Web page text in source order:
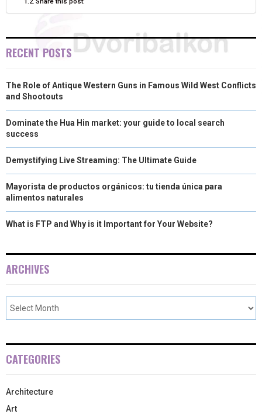
)
RECENT POSTS
The Role of Antique Western Guns in Famous Wild West Conflicts
and Shootouts
Dominate the Hua Hin market: your guide to local search
success
Demystifying Live Streaming: The Ultimate Guide
Mayorista de productos orgánicos: tu tienda única para
alimentos naturales
What is FTP and Why is it Important for Your Website?
ARCHIVES
CATEGORIES
Architecture
Art